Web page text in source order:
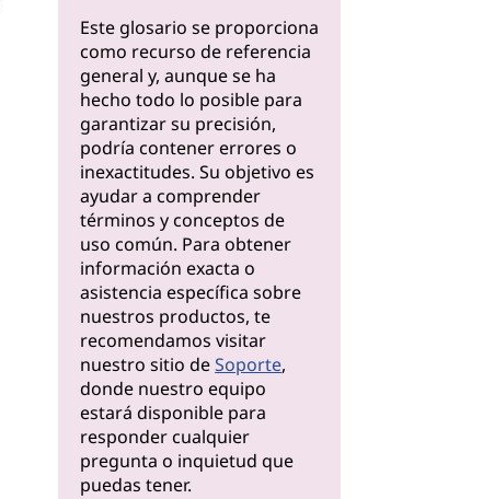
Este glosario se proporciona
como recurso de referencia
general y, aunque se ha
hecho todo lo posible para
garantizar su precisión,
podría contener errores o
inexactitudes. Su objetivo es
ayudar a comprender
términos y conceptos de
uso común. Para obtener
información exacta o
asistencia específica sobre
nuestros productos, te
recomendamos visitar
nuestro sitio deSoporte,
donde nuestro equipo
estará disponible para
responder cualquier
pregunta o inquietud que
puedas tener.